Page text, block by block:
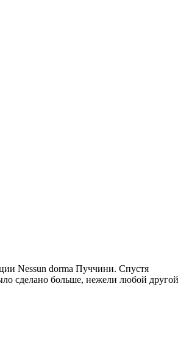
Nessun dorma Пуччини. Спустя
сделано больше, нежели любой другой